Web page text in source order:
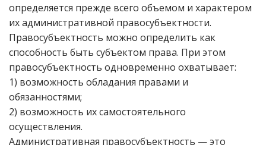
определяется прежде всего объемом и характером
их административной правосубъектности.
Правосубъектность можно определить как
способность быть субъектом права. При этом
правосубъектность одновременно охватывает:
1) возможность обладания правами и
обязанностями;
2) возможность их самостоятельного
осуществления.
Административная правосубъектность — это